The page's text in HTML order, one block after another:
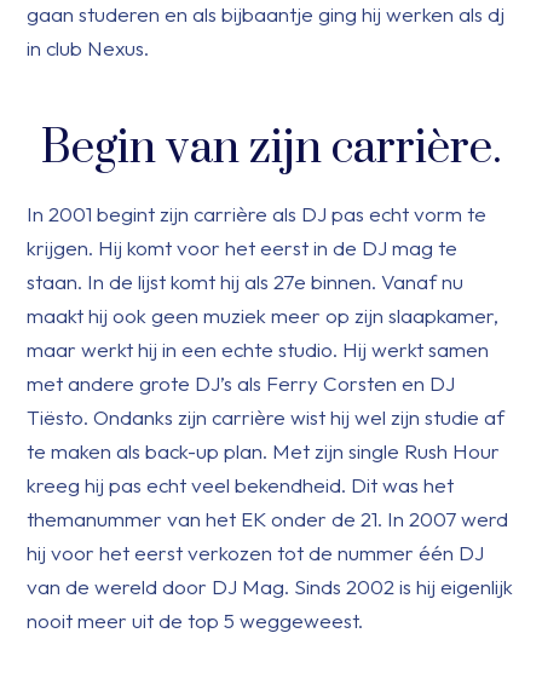
gaan studeren en als bijbaantje ging hij werken als dj
in club Nexus.
Begin van zijn carrière.
In 2001 begint zijn carrière als DJ pas echt vorm te
krijgen. Hij komt voor het eerst in de DJ mag te
staan. In de lijst komt hij als 27e binnen. Vanaf nu
maakt hij ook geen muziek meer op zijn slaapkamer,
maar werkt hij in een echte studio. Hij werkt samen
met andere grote DJ’s als Ferry Corsten en DJ
Tiësto. Ondanks zijn carrière wist hij wel zijn studie af
te maken als back-up plan. Met zijn single Rush Hour
kreeg hij pas echt veel bekendheid. Dit was het
themanummer van het EK onder de 21. In 2007 werd
hij voor het eerst verkozen tot de nummer één DJ
van de wereld door DJ Mag. Sinds 2002 is hij eigenlijk
nooit meer uit de top 5 weggeweest.